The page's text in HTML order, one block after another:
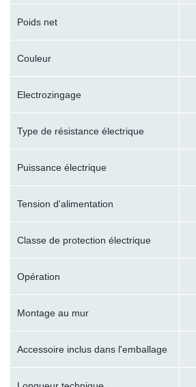
Poids net
Couleur
Electrozingage
Type de résistance électrique
Puissance électrique
Tension d'alimentation
Classe de protection électrique
Opération
Montage au mur
Accessoire inclus dans l'emballage